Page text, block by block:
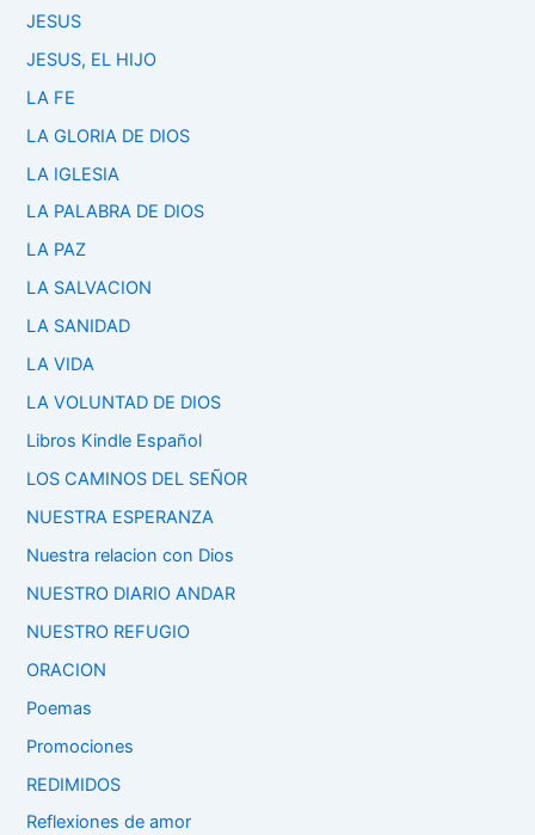
JESUS
JESUS, EL HIJO
LA FE
LA GLORIA DE DIOS
LA IGLESIA
LA PALABRA DE DIOS
LA PAZ
LA SALVACION
LA SANIDAD
LA VIDA
LA VOLUNTAD DE DIOS
Libros Kindle Español
LOS CAMINOS DEL SEÑOR
NUESTRA ESPERANZA
Nuestra relacion con Dios
NUESTRO DIARIO ANDAR
NUESTRO REFUGIO
ORACION
Poemas
Promociones
REDIMIDOS
Reflexiones de amor